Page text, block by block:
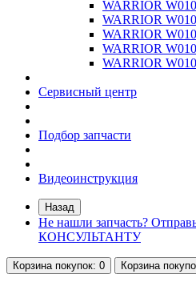
WARRIOR
WARRIOR
WARRIOR
WARRIOR
WARRIOR
Сервисный центр
Подбор запчасти
Видеоинструкция
Назад
Не нашли запчасть?
КОНСУЛЬТАНТУ
Корзинапокупок: 0 Корзина